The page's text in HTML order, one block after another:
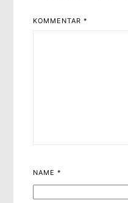
KOMMENTAR*
NAME*